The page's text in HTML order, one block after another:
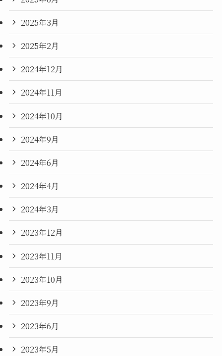
2025年3月
2025年2月
2024年12月
2024年11月
2024年10月
2024年9月
2024年6月
2024年4月
2024年3月
2023年12月
2023年11月
2023年10月
2023年9月
2023年6月
2023年5月